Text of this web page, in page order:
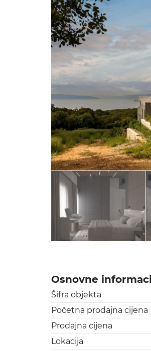
Osnovne
Šifra objekta
Početna prodajna cijena
Prodajna cijena
Lokacija